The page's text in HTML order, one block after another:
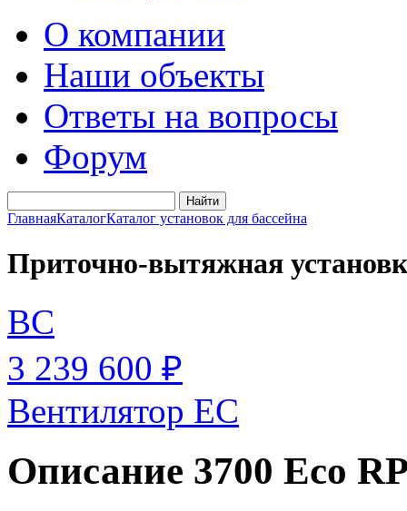
О компании
Наши объекты
Ответы на вопросы
Форум
ГлавнаяКаталогКаталог установок для бассейна
Приточно-вытяжная
BC
3 239 600 ₽
Вентилятор EC
Описание 3700 Eco